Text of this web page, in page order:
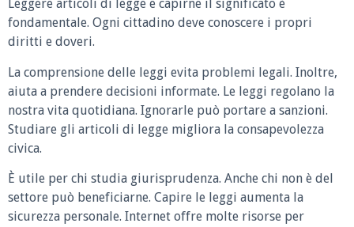
Leggere articoli di legge e capirne il significato è
fondamentale. Ogni cittadino deve conoscere i propri
diritti e doveri.
La comprensione delle leggi evita problemi legali. Inoltre,
aiuta a prendere decisioni informate. Le leggi regolano la
nostra vita quotidiana. Ignorarle può portare a sanzioni.
Studiare gli articoli di legge migliora la consapevolezza
civica.
È utile per chi studia giurisprudenza. Anche chi non è del
settore può beneficiarne. Capire le leggi aumenta la
sicurezza personale. Internet offre molte risorse per